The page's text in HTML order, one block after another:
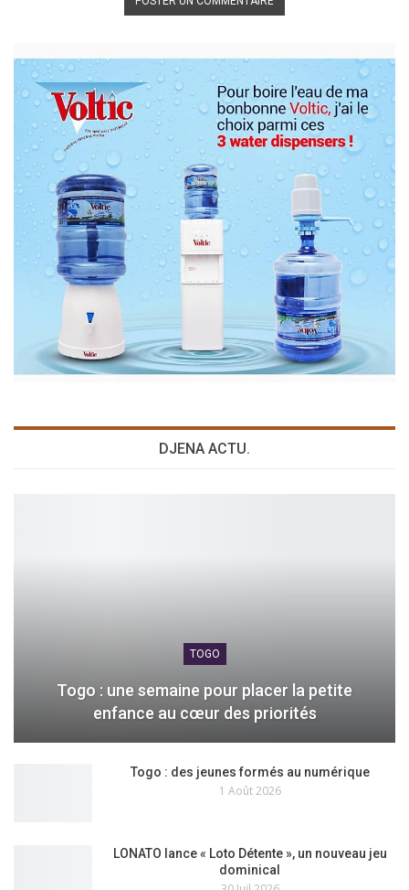
DJENA ACTU.
TOGO
Togo : une semaine pour placer la petite
enfance au cœur des priorités
Togo : des jeunes formés au numérique
1 Août 2026
LONATO lance « Loto Détente », un nouveau jeu
dominical